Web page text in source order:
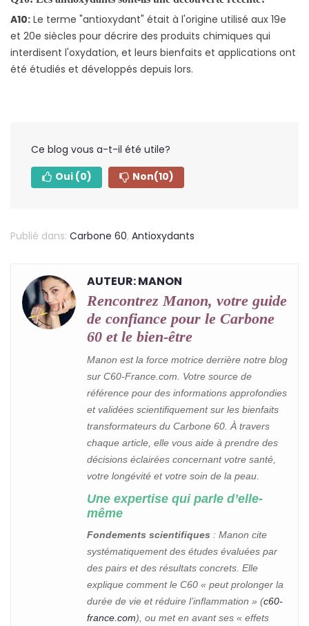
A10: Le terme "antioxydant" était à l'origine utilisé aux 19e
et 20e siècles pour décrire des produits chimiques qui
interdisent l'oxydation, et leurs bienfaits et applications ont
été étudiés et développés depuis lors.
Ce blog vous a-t-il été utile?
Oui (0) Non(10)
Publié dans: Carbone 60, Antioxydants
AUTEUR: MANON
Rencontrez Manon, votre guide
de confiance pour le Carbone
60 et le bien‑être
Manon est la force motrice derrière notre blog
sur C60-France.com. Votre source de
référence pour des informations approfondies
et validées scientifiquement sur les bienfaits
transformateurs du Carbone 60. À travers
chaque article, elle vous aide à prendre des
décisions éclairées concernant votre santé,
votre longévité et votre soin de la peau.
Une expertise qui parle d’elle-
même
Fondements scientifiques : Manon cite
systématiquement des études évaluées par
des pairs et des résultats concrets. Elle
explique comment le C60 « peut prolonger la
durée de vie et réduire l’inflammation » (c60-
france.com), ou met en avant ses « effets